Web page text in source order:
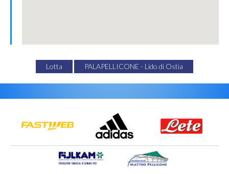
Lotta PALAPELLICONE - Lido di Ostia